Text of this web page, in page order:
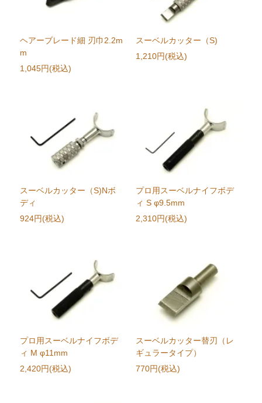
ヘアーブレード細 刃巾2.2m
m
1,045円(税込)
スーベルカッター（S)
1,210円(税込)
スーベルカッター（S)Nボ
ディ
924円(税込)
プロ用スーベルナイフボデ
ィ S φ9.5mm
2,310円(税込)
プロ用スーベルナイフボデ
ィ M φ11mm
2,420円(税込)
スーベルカッター替刃（レ
ギュラータイプ）
770円(税込)